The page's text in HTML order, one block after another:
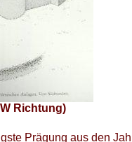
Richtung)
Prägung aus den